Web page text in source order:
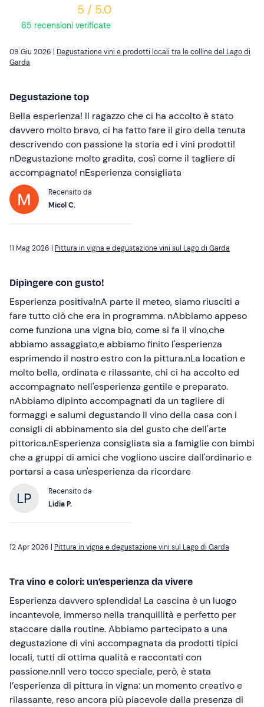
5 / 5.0
65 recensioni verificate
09 Giu 2026 | Degustazione vini e prodotti locali tra le colline del Lago di
Garda
Degustazione top
Bella esperienza! Il ragazzo che ci ha accolto è stato
davvero molto bravo, ci ha fatto fare il giro della tenuta
descrivendo con passione la storia ed i vini prodotti!
nDegustazione molto gradita, così come il tagliere dí
accompagnato! nEsperienza consigliata
Recensito da
Micol C.
11 Mag 2026 | Pittura in vigna e degustazione vini sul Lago di Garda
Dipingere con gusto!
Esperienza positiva!nA parte il meteo, siamo riusciti a
fare tutto ciò che era in programma. nAbbiamo appeso
come funziona una vigna bio, come si fa il vino,che
abbiamo assaggiato,e abbiamo finito l'esperienza
esprimendo il nostro estro con la pittura.nLa location e
molto bella, ordinata e rilassante, chi ci ha accolto ed
accompagnato nell'esperienza gentile e preparato.
nAbbiamo dipinto accompagnati da un tagliere di
formaggi e salumi degustando il vino della casa con i
consigli di abbinamento sia del gusto che dell'arte
pittorica.nEsperienza consigliata sia a famiglie con bimbi
che a gruppi di amici che vogliono uscire dall'ordinario e
portarsi a casa un'esperienza da ricordare
Recensito da
Lidia P.
12 Apr 2026 | Pittura in vigna e degustazione vini sul Lago di Garda
Tra vino e colori: un’esperienza da vivere
Esperienza davvero splendida! La cascina è un luogo
incantevole, immerso nella tranquillità e perfetto per
staccare dalla routine. Abbiamo partecipato a una
degustazione di vini accompagnata da prodotti tipici
locali, tutti di ottima qualità e raccontati con
passione.nnIl vero tocco speciale, però, è stata
l’esperienza di pittura in vigna: un momento creativo e
rilassante, reso ancora più piacevole dalla presenza di